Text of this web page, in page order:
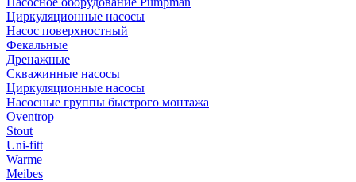
Циркуляционные насосы
Насос поверхностный
Фекальные
Дренажные
Скважинные насосы
Циркуляционные насосы
Насосные группы быстрого монтажа
Oventrop
Stout
Uni-fitt
Warme
Meibes